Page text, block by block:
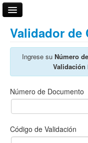
Acceso
Fechas de examen
Horarios de cursadas
Validador de certificados
Validador de
Ingrese su Número
Validación
Número de Documento
Código de Validación